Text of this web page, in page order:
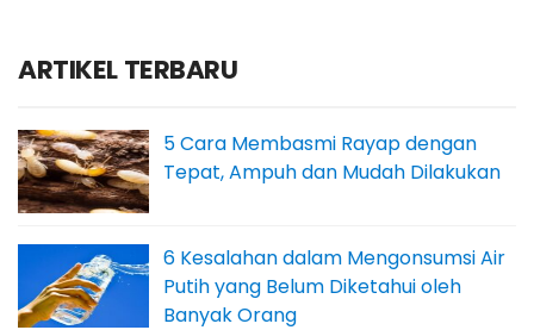
ARTIKEL TERBARU
5 Cara Membasmi Rayap dengan
Tepat, Ampuh dan Mudah Dilakukan
6 Kesalahan dalam Mengonsumsi Air
Putih yang Belum Diketahui oleh
Banyak Orang